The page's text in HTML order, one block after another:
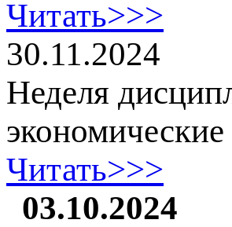
Читать>>>
30.11.2024
Неделя
Читать>>>
03.10.2024